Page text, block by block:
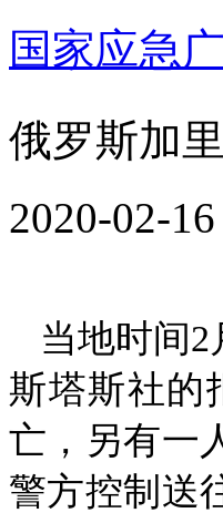
国家应急
俄罗斯加
2020-02-
当地时间
斯塔斯社的
亡，另有一
警方控制送